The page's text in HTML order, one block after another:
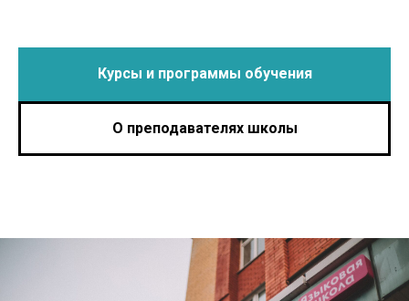
Курсы и программы обучения
О преподавателях школы